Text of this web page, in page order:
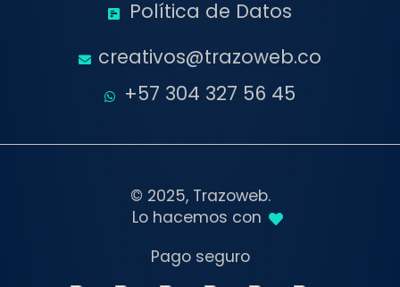
Política de Datos
creativos@trazoweb.co
+57 304 327 56 45
© 2025, Trazoweb.
Lo hacemos con
Pago seguro